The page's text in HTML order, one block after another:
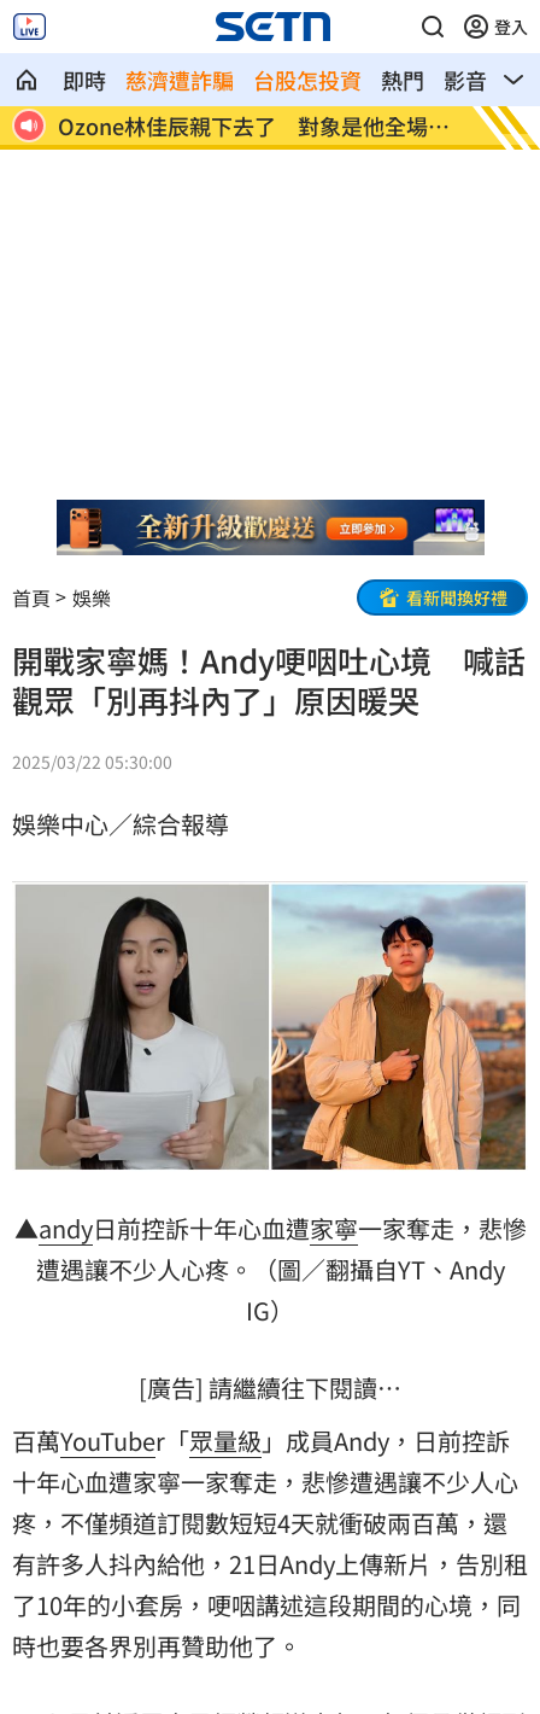
登入
即時 慈濟遭詐騙 台股怎投資 熱門 影音
熱
林佳辰親下去了 對象是他全場暴
處置股出關當
首頁 娛樂 看新聞換好禮
開戰家寧媽！Andy哽咽吐心境 喊話
觀眾「別再抖內了」原因暖哭
2025/03/22 05:30:00
娛樂中心／綜合報導
▲andy日前控訴十年心血遭家寧一家奪走，悲慘
遭遇讓不少人心疼。（圖／翻攝自YT、Andy
IG）
[廣告] 請繼續往下閱讀…
百萬YouTuber「眾量級 」成員Andy，日前控訴
十年心血遭家寧一家奪走，悲慘遭遇讓不少人心
疼，不僅頻道訂閱數短短4天就衝破兩百萬，還
有許多人抖內給他，21日Andy上傳新片，告別租
了10年的小套房，哽咽講述這段期間的心境，同
時也要各界別再贊助他了。